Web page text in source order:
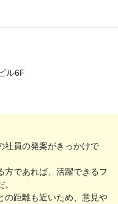
ル6F
社員の発案がきっかけで
方であれば、活躍できるフ
の距離も近いため、意見や